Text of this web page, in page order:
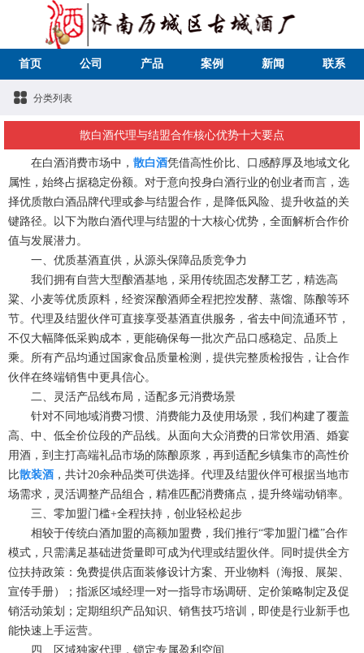
首页 公司 产品 案例 新闻 联系
分类列表
散白酒代理与结盟合作核心优势十大要点
在白酒消费市场中， 散白酒凭借高性价比、口感醇厚及地域文化
属性，始终占据稳定份额。对于意向投身白酒行业的创业者而言，选
择优质散白酒品牌代理或参与结盟合作，是降低风险、提升收益的关
键路径。以下为散白酒代理与结盟的十大核心优势，全面解析合作价
值与发展潜力。
一、优质基酒直供，从源头保障品质竞争力
我们拥有自营大型酿酒基地，采用传统固态发酵工艺，精选高
粱、小麦等优质原料，经资深酿酒师全程把控发酵、蒸馏、陈酿等环
节。代理及结盟伙伴可直接享受基酒直供服务，省去中间流通环节，
不仅大幅降低采购成本，更能确保每一批次产品口感稳定、品质上
乘。所有产品均通过国家食品质量检测，提供完整质检报告，让合作
伙伴在终端销售中更具信心。
二、灵活产品线布局，适配多元消费场景
针对不同地域消费习惯、消费能力及使用场景，我们构建了覆盖
高、中、低全价位段的产品线。从面向大众消费的日常饮用酒、婚宴
用酒，到主打高端礼品市场的陈酿原浆，再到适配乡镇集市的高性价
比散装酒 ，共计20余种品类可供选择。代理及结盟伙伴可根据当地市
场需求，灵活调整产品组合，精准匹配消费痛点，提升终端动销率。
三、零加盟门槛+全程扶持，创业轻松起步
相较于传统白酒加盟的高额加盟费，我们推行“零加盟门槛”合作
模式，只需满足基础进货量即可成为代理或结盟伙伴。同时提供全方
位扶持政策：免费提供店面装修设计方案、开业物料（海报、展架、
宣传手册）；指派区域经理一对一指导市场调研、定价策略制定及促
销活动策划；定期组织产品知识、销售技巧培训，即使是行业新手也
能快速上手运营。
四、区域独家代理，锁定专属盈利空间